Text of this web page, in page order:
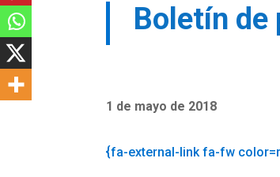
Boletín de
1 de mayo de 2018
{fa-external-link fa-fw